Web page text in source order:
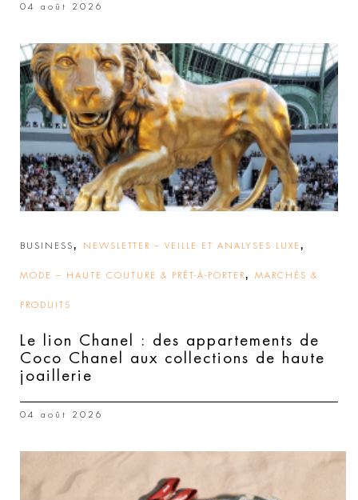
04 août 2026
BUSINESS, NEWSLETTER – VEILLE ET ANALYSES LUXE ,
MODE – HAUTE COUTURE & PRÊT-À-PORTER, MARCHÉS &
PRODUITS
Le lion Chanel : des appartements de
Coco Chanel aux collections de haute
joaillerie
04 août 2026